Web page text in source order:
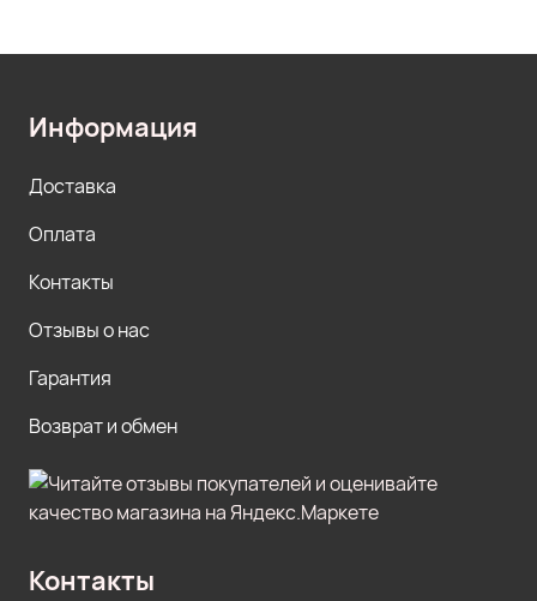
Информация
Доставка
Оплата
Контакты
Отзывы о нас
Гарантия
Возврат и обмен
Контакты